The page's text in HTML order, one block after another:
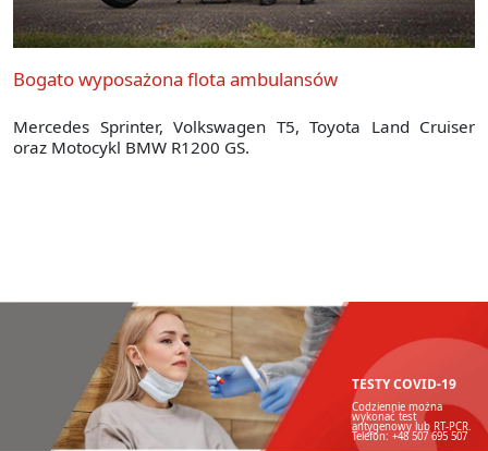
Bogato wyposażona flota ambulansów
Mercedes Sprinter, Volkswagen T5, Toyota Land Cruiser
oraz Motocykl BMW R1200 GS.
TESTY COVID-19
Codziennie można
wykonać test
antygenowy lub RT-PCR.
Telefon: +48 507 695 507